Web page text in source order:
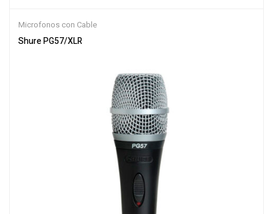
Microfonos con Cable
Shure PG57/XLR